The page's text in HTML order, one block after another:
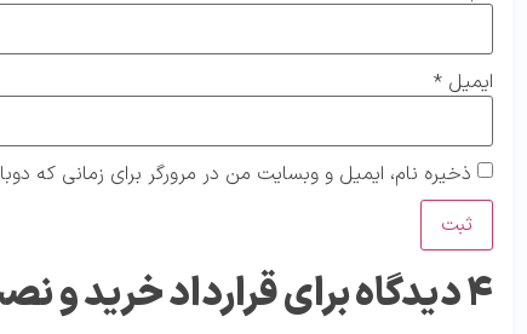
ایمیل *
ذخیره نام، ایمیل و وبسایت من در مرورگر برای زمانی که
4 دیدگاه برای قرارداد خرید و